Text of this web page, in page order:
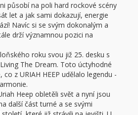
působí na poli hard rockové scény
let a jak sami dokazují, energie
Navíc si se svým dokonalým a
drží významnou pozici na
roku svou již 25. desku s
The Dream. Toto úctyhodné
z URIAH HEEP udělalo legendu -
Heep obletěli svět a nyní jsou
další část turné a se svými